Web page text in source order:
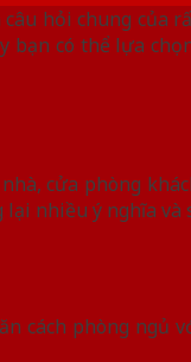
câu hỏi chung
có thể lựa
cửa phòng
lại nhiều ý nghĩa và
cách phòng ngủ